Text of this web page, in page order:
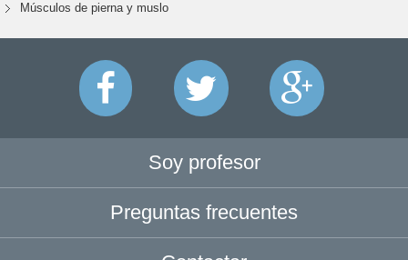
Músculos de pierna y muslo
Soy profesor
Preguntas frecuentes